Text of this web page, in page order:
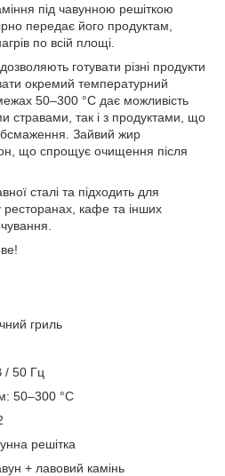
під чавунною решіткою
передає його продуктам,
по всій площі.
готувати різні продукти
окремий температурний
50–300 °C дає можливість
стравами, так і з продуктами, що
Зайвий жир
що спрощує очищення після
сталі та підходить для
кафе та інших
гриль
/ 50 Гц
50–300 °C
решітка
+ лавовий камінь